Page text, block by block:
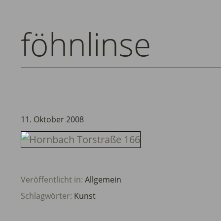
föhnlinse
11. Oktober 2008
Veröffentlicht in: Allgemein
Schlagwörter: Kunst